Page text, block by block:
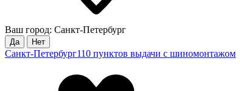
Ваш город: Санкт-Петербург
Да Нет
Санкт-Петербург110 пунктов выдачи с шиномонтажом